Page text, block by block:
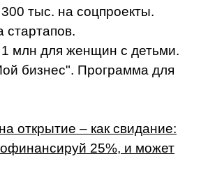
тыс. на соцпроекты.
стартапов.
млн для женщин с детьми.
бизнес". Программа для
открытие – как свидание:
25%, и может